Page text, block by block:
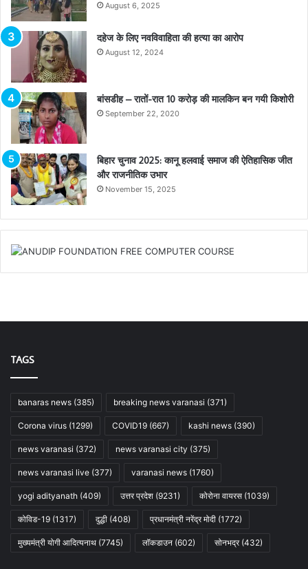
August 6, 2025
दहेज के लिए नवविवाहिता की हत्या का आरोप
August 12, 2024
बांसडीह – रातों-रात 10 करोड़ की मालकिन बन गयी किशोरी
September 22, 2020
बिहार चुनाव 2025: कानू हलवाई समाज की ऐतिहासिक जीत
और राजनीतिक उभार
November 15, 2025
TAGS
banaras news (385) breaking news varanasi (371)
Corona virus (1299) COVID19 (667) kashi news (390)
news varanasi (372) news varanasi city (375)
news varanasi live (377) varanasi news (1760)
yogi adityanath (409) उत्तर प्रदेश (9231) कोरोना वायरस (1039)
कोविड-19 (1317) दुद्धी (408) प्रधानमंत्री नरेंद्र मोदी (1772)
मुख्यमंत्री योगी आदित्यनाथ (7745) लॉकडाउन (602) सोनभद्र(432)